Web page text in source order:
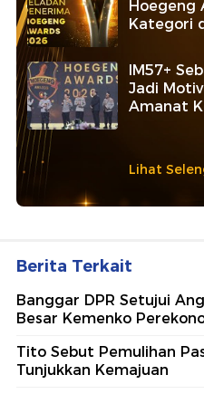
Hoegeng
Kategori
IM57+
Jadi
Amanat
Lihat
Berita Terkait
Banggar DPR Setujui
Besar Kemenko
Tito Sebut Pemulihan
Tunjukkan Kemajuan